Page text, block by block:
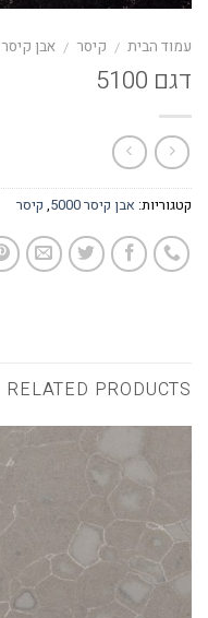
עמוד הבית / קיסר / אבן קיסר 5000
דגם 5100
קטגוריות: אבן קיסר 5000 , קיסר
RELATED PRODUCTS